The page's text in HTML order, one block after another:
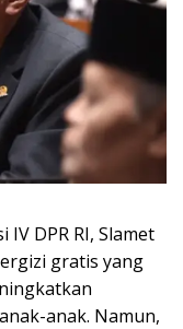
IV DPR RI, Slamet
gratis yang
anak. Namun,